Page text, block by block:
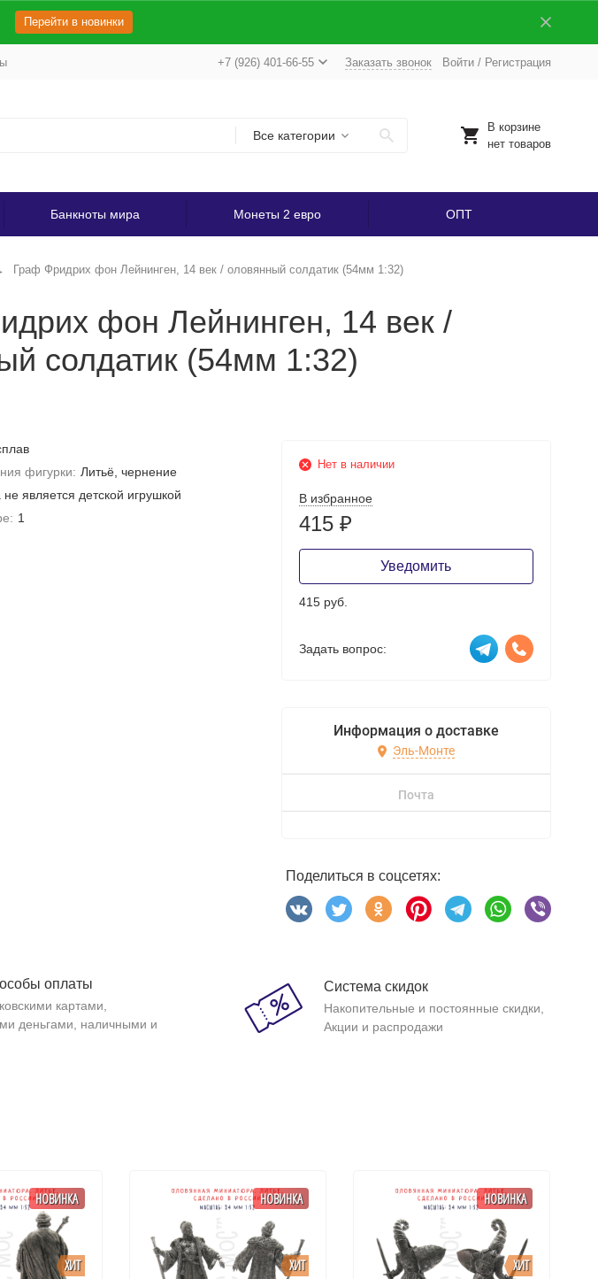
Перейти в новинки
+7 (926) 401-66-55 Заказать звонок Войти/ Регистрация
Все категории
В корзине
нет товаров
Банкноты мира Монеты 2 евро ОПТ
Граф Фридрих фон Лейнинген, 14 век / оловянный солдатик (54мм 1:32)
фон Лейнинген, 14 век /
солдатик (54мм 1:32)
фигурки: Литьё, чернение
не является детской игрушкой
1
Нет в наличии
В избранное
415 ₽
Уведомить
415 руб.
Задать вопрос:
Информация о доставке
Эль-Монте
Почта
Поделиться в соцсетях:
оплаты
картами,
деньгами, наличными и
Система скидок
Накопительные и постоянные скидки,
Акции и распродажи
ХИТ
НОВИНКА
ХИТ
НОВИНКА
ХИТ
НОВИНКА